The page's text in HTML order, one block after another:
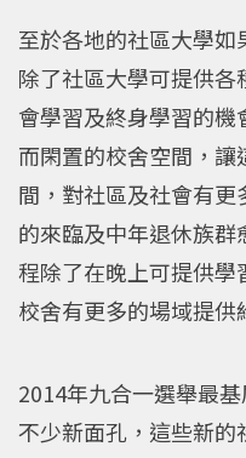
至於各地的社區大學如
除了社區大學可提供
會學習及終身學習的
而閑置的校舍空間，
間，對社區及社會有
的來臨及中年退休族
程除了在晚上可提供
校舍有更多的場域提供
2014年九合一選舉最
不少新面孔，這些新